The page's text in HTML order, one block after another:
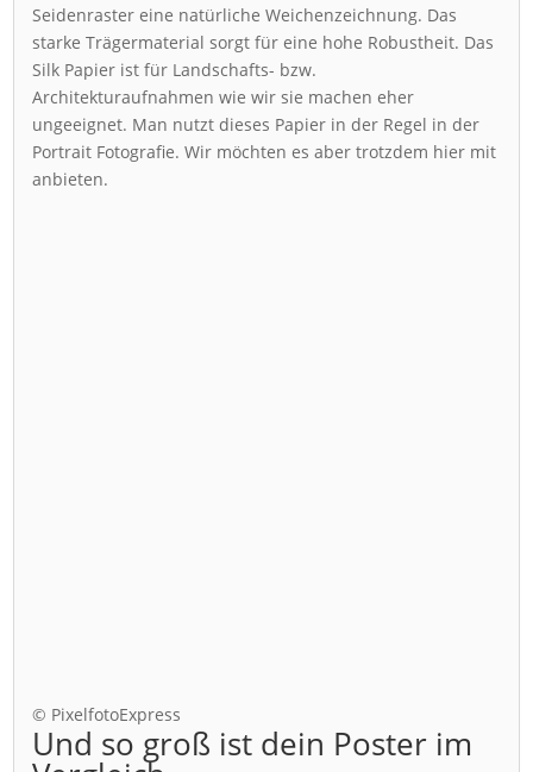
Seidenraster eine natürliche Weichenzeichnung. Das
starke Trägermaterial sorgt für eine hohe Robustheit. Das
Silk Papier ist für Landschafts- bzw.
Architekturaufnahmen wie wir sie machen eher
ungeeignet. Man nutzt dieses Papier in der Regel in der
Portrait Fotografie. Wir möchten es aber trotzdem hier mit
anbieten.
© PixelfotoExpress
Und so groß ist dein Poster im